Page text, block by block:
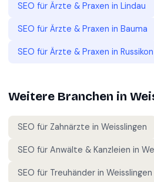
SEO für Ärzte & Praxen in Lindau
SEO für Ärzte & Praxen in Bauma
SEO für Ärzte & Praxen in Russikon
Weitere Branchen in
SEO für Zahnärzte in Weisslingen
SEO für Anwälte & Kanzleien in
SEO für Treuhänder in Weisslingen